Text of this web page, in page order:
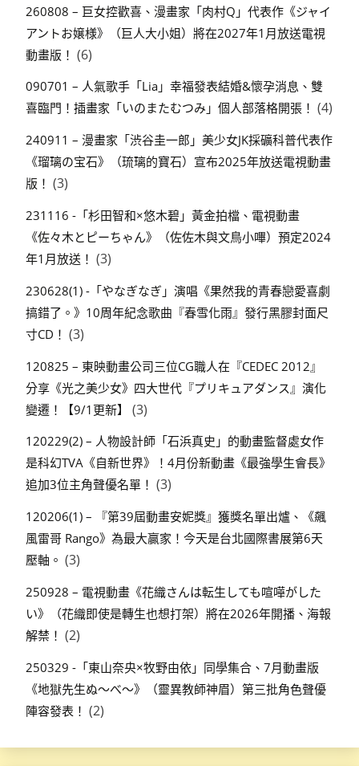
260808 – 巨女控歡喜、漫畫家「肉村Q」代表作《ジャイ
アントお嬢様》（巨人大小姐）將在2027年1月放送電視
動畫版！ (6)
090701 – 人氣歌手「Lia」幸福發表結婚&懷孕消息、雙
喜臨門！插畫家「いのまたむつみ」個人部落格開張！ (4)
240911 – 漫畫家「渋谷圭一郎」美少女JK採礦科普代表作
《瑠璃の宝石》（琉璃的寶石）宣布2025年放送電視動畫
版！ (3)
231116 -「杉田智和×悠木碧」黃金拍檔、電視動畫
《佐々木とピーちゃん》（佐佐木與文鳥小嗶）預定2024
年1月放送！ (3)
230628(1) -「やなぎなぎ」演唱《果然我的青春戀愛喜劇
搞錯了。》10周年紀念歌曲『春雪化雨』發行黑膠封面尺
寸CD！ (3)
120825 – 東映動畫公司三位CG職人在『CEDEC 2012』
分享《光之美少女》四大世代『プリキュアダンス』演化
變遷！【9/1更新】
(3)
120229(2) – 人物設計師「石浜真史」的動畫監督處女作
是科幻TVA《自新世界》！4月份新動畫《最強學生會長》
追加3位主角聲優名單！ (3)
120206(1) – 『第39屆動畫安妮獎』獲獎名單出爐、《飆
風雷哥 Rango》為最大贏家！今天是台北國際書展第6天
壓軸。 (3)
250928 – 電視動畫《花織さんは転生しても喧嘩がした
い》（花織即使是轉生也想打架）將在2026年開播、海報
解禁！ (2)
250329 -「東山奈央×牧野由依」同學集合、7月動畫版
《地獄先生ぬ～べ～》（靈異教師神眉）第三批角色聲優
陣容發表！ (2)